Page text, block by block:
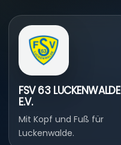
FSV 63 LUCKENWALDE
E.V.
Mit Kopf und Fuß für
Luckenwalde.